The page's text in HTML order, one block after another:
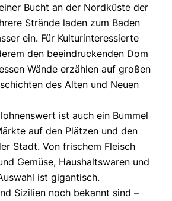
Bucht an der Nordküste der
Strände laden zum Baden
ein. Für Kulturinteressierte
den beeindruckenden Dom
Wände erzählen auf großen
des Alten und Neuen
ist auch ein Bummel
auf den Plätzen und den
Stadt. Von frischem Fleisch
Gemüse, Haushaltswaren und
ist gigantisch.
Sizilien noch bekannt sind –